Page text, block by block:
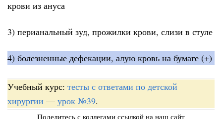
крови из ануса
3) перианальный зуд, прожилки крови, слизи в стуле
4) болезненные дефекации, алую кровь на бумаге (+)
Учебный курс: тесты с ответами по детской
хирургии — урок №39.
Поделитесь с коллегами ссылкой на наш сайт